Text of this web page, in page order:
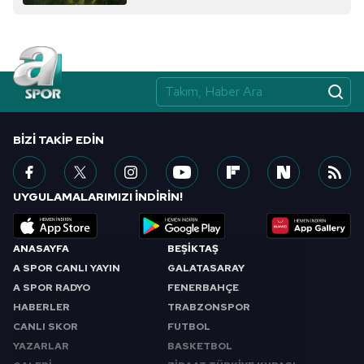
almak için lütfentıklayınız
ANASAYFA
A SPOR CANLI YAYIN
A SPOR RADYO
HABERLER
CANLI SKOR
YAZARLAR
BEŞİKTAŞ
GALATASARAY
FENERBAHÇE
TRABZONSPOR
FUTBOL
BASKETBOL
BIZI TAKIP EDIN
UYGULAMALARIMIZI İNDİRİN!